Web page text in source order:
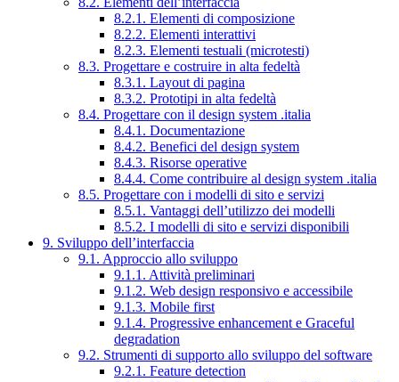
8.2.1. Elementi di composizione
8.2.2. Elementi interattivi
8.2.3. Elementi testuali (microtesti)
8.3. Progettare e costruire in alta fedeltà
8.3.1. Layout di pagina
8.3.2. Prototipi in alta fedeltà
8.4. Progettare con il design system .italia
8.4.1. Documentazione
8.4.2. Benefici del design system
8.4.3. Risorse operative
8.4.4. Come contribuire al design system .italia
8.5. Progettare con i modelli di sito e servizi
8.5.1. Vantaggi dell’utilizzo dei modelli
8.5.2. I modelli di sito e servizi disponibili
9. Sviluppo dell’interfaccia
9.1. Approccio allo sviluppo
9.1.1. Attività preliminari
9.1.2. Web design responsivo e accessibile
9.1.3. Mobile first
9.1.4. Progressive enhancement e Graceful
degradation
9.2. Strumenti di supporto allo sviluppo del software
9.2.1. Feature detection